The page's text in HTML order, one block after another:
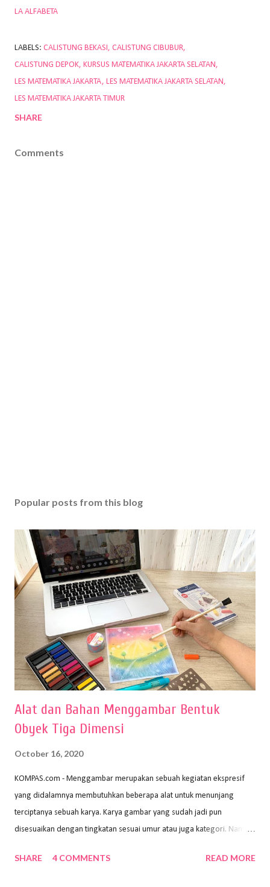
LA ALFABETA
LABELS: CALISTUNG BEKASI
CALISTUNG CIBUBUR
CALISTUNG DEPOK KURSUS MATEMATIKA JAKARTA SELATAN
LES MATEMATIKA JAKARTA
LES MATEMATIKA JAKARTA SELATAN
LES MATEMATIKA JAKARTA TIMUR
SHARE
Comments
Popular posts from this blog
Alat dan Bahan Menggambar Bentuk
Obyek Tiga Dimensi
October 16, 2020
KOMPAS.com - Menggambar merupakan sebuah kegiatan ekspresif
yang didalamnya membutuhkan beberapa alat untuk menunjang
terciptanya sebuah karya. Karya gambar yang sudah jadi pun
disesuaikan dengan tingkatan sesuai umur atau juga kategori. Namun,
sehingga hasilnya bisa dilihat. Peran alat dan bahan sangat
SHARE 4 COMMENTS READ MORE